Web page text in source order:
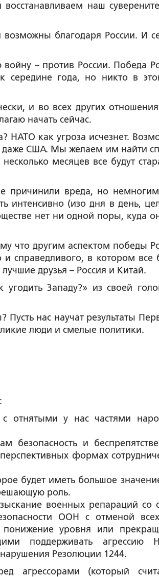
наш
благодаря России. И
– против России. Победа
середине года, но никто в
и во всех других
начать сейчас.
НАТО как угроза исчезнет.
даже США. Мы желаем им найти
месяцев все будут
причинили вреда, но
интенсивно (изо дня в день,
нет ни одной поры, куда
что другим аспектом победы
справедливого, в котором все
друзья – Россия и Китай.
Западу?» из своей
Пусть нас научат результаты
люди и смелые политики.
отнятыми у нас частями
безопасность и
формах
будет иметь большое
роль.
военных репараций со
ООН с отменой
уровня или
поддерживать агрессию
Резолюции 1244.
агрессорами (который